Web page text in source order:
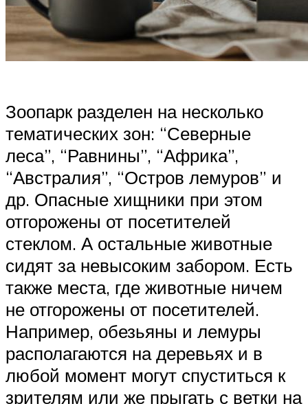
Зоопарк разделен на несколько
тематических зон: “Северные
леса”, “Равнины”, “Африка”,
“Австралия”, “Остров лемуров” и
др. Опасные хищники при этом
отгорожены от посетителей
стеклом. А остальные животные
сидят за невысоким забором. Есть
также места, где животные ничем
не отгорожены от посетителей.
Например, обезьяны и лемуры
располагаются на деревьях и в
любой момент могут спуститься к
зрителям или же прыгать с ветки на